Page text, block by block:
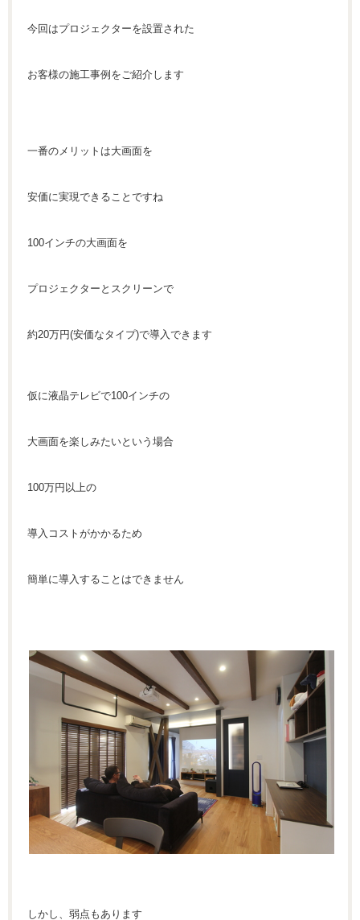
今回はプロジェクターを設置された
お客様の施工事例をご紹介します
一番のメリットは大画面を
安価に実現できることですね
100インチの大画面を
プロジェクターとスクリーンで
約20万円(安価なタイプ)で導入できます
仮に液晶テレビで100インチの
大画面を楽しみたいという場合
100万円以上の
導入コストがかかるため
簡単に導入することはできません
しかし、弱点もあります